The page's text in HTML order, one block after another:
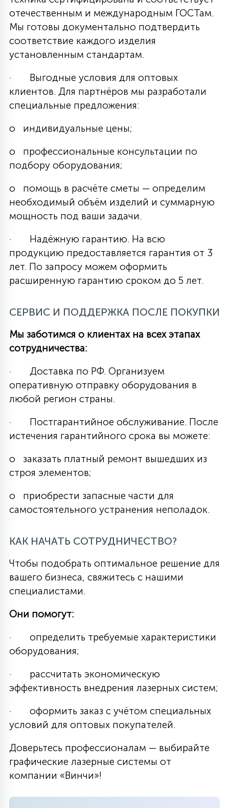
отечественным и международным ГОСТам.
Мы готовы документально подтвердить
соответствие каждого изделия
установленным стандартам.
· Выгодные условия для оптовых
клиентов. Для партнёров мы разработали
специальные предложения:
o индивидуальные цены;
o профессиональные консультации по
подбору оборудования;
o помощь в расчёте сметы — определим
необходимый объём изделий и суммарную
мощность под ваши задачи.
· Надёжную гарантию. На всю
продукцию предоставляется гарантия от 3
лет. По запросу можем оформить
расширенную гарантию сроком до 5 лет.
СЕРВИС И ПОДДЕРЖКА ПОСЛЕ ПОКУПКИ
Мы заботимся о клиентах на всех этапах
сотрудничества:
· Доставка по РФ. Организуем
оперативную отправку оборудования в
любой регион страны.
· Постгарантийное обслуживание. После
истечения гарантийного срока вы можете:
o заказать платный ремонт вышедших из
строя элементов;
o приобрести запасные части для
самостоятельного устранения неполадок.
КАК НАЧАТЬ СОТРУДНИЧЕСТВО?
Чтобы подобрать оптимальное решение для
вашего бизнеса, свяжитесь с нашими
специалистами.
Они помогут:
· определить требуемые характеристики
оборудования;
· рассчитать экономическую
эффективность внедрения лазерных систем;
· оформить заказ с учётом специальных
условий для оптовых покупателей.
Доверьтесь профессионалам — выбирайте
графические лазерные системы от
компании «Винчи»!